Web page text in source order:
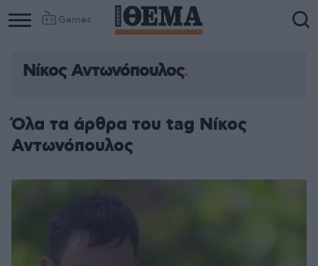
Games
Νίκος Αντωνόπουλος
Όλα τα άρθρα του tag Νίκος
Αντωνόπουλος